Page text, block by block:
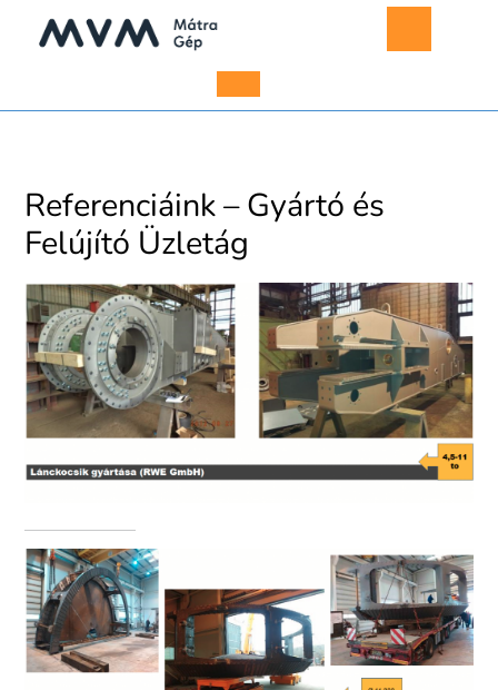
Referenciáink – Gyártó és
Felújító Üzletág